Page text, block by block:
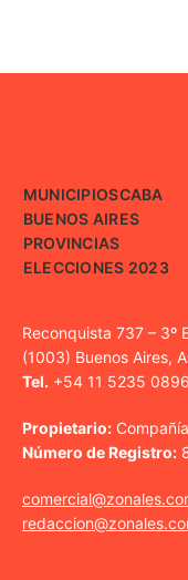
MUNICIPIOSCABA
BUENOS AIRES
PROVINCIAS
ELECCIONES 2023
Reconquista 737 – 3º
(1003) Buenos Aires,
Tel. +54 11 5235
Propietario:
Número de Registro: